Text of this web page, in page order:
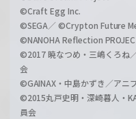
©Craft Egg Inc.
©SEGA／ ©Crypton Future
©NANOHA Reflection
©2017 暁なつめ・三嶋くろね
会
©GAINAX・中島かずき／アニ
©2015丸戸史明・深崎暮人・
員会